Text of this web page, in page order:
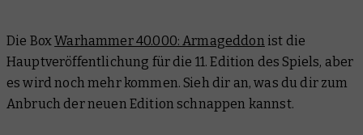
Die BoxWarhammer 40.000: Armageddon ist die
Hauptveröffentlichung für die 11. Edition des Spiels, aber
es wird noch mehr kommen. Sieh dir an, was du dir zum
Anbruch der neuen Edition schnappen kannst.